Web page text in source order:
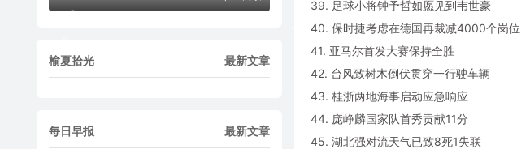
39. 足球小将钟予哲如愿见到韦世豪
40. 保时捷考虑在德国再裁减4000个岗位
41. 亚马尔首发大赛保持全胜
42. 台风致树木倒伏贯穿一行驶车辆
43. 桂浙两地海事启动应急响应
44. 庞峥麟国家队首秀贡献11分
45. 湖北强对流天气已致8死1失联
榆夏拾光 最新文章
每日早报 最新文章